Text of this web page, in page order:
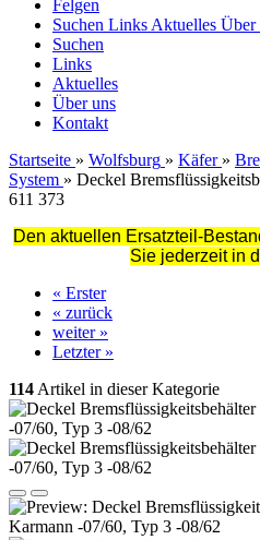
Felgen
Suchen Links Aktuelles Über
Suchen
Links
Aktuelles
Über uns
Kontakt
Startseite » Wolfsburg » Käfer »
System » Deckel
611 373
Den aktuellen Ersatzteil-
Sie jederzeit in
« Erster
« zurück
weiter »
Letzter »
114 Artikel in dieser Kategorie